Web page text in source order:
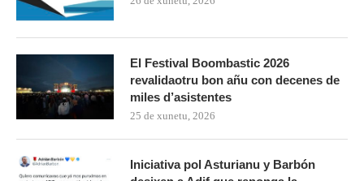
El Festival Boombastic 2026
revalidaotru bon añu con decenes de
miles d’asistentes
25 de xunetu, 2026
Iniciativa pol Asturianu y Barbón